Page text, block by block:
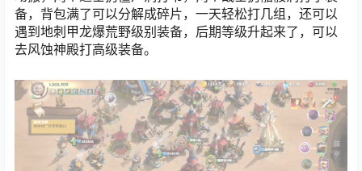
备，背包满了可以分解成碎片，一天轻松打几组，还可以
遇到地刺甲龙爆荒野级别装备，后期等级升起来了，可以
去风蚀神殿打高级装备。